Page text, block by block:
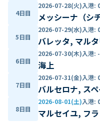
4日目
2026-07-28(火)入港:
メッシーナ（シ
5日目
2026-07-29(水)入港:
バレッタ, マルタ
6日目
2026-07-30(木)入港: -
海上
7日目
2026-07-31(金)入港:
バルセロナ, ス
8日目
2026-08-01(土)入港:
マルセイユ, フ